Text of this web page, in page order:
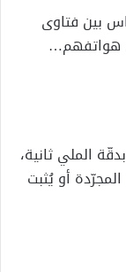
بين فتاوى
هواتفهم…
الملي ثانية،
أو يُثبت